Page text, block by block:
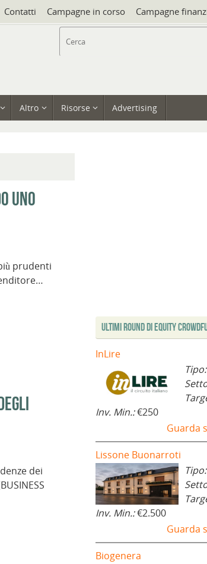
Contatti Campagne in corso Campagne
Altro Risorse Advertising
uno
prudenti
dei
Ultimi Round di Equity
InLire
Tipo:
Inv. Min.:€250
Guarda
Lissone Buonarroti
Tipo:
Inv. Min.:€2.500
Guarda
Biogenera